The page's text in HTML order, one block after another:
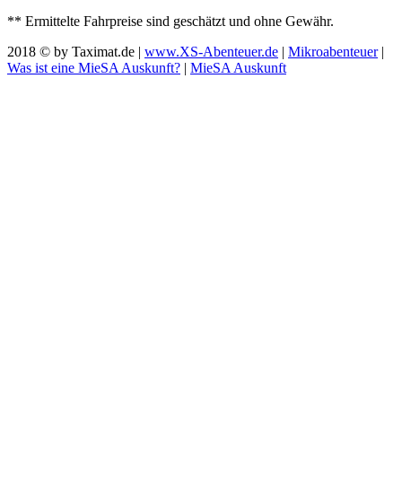
** Ermittelte Fahrpreise sind geschätzt und ohne Gewähr.
2018 © by Taximat.de | www.XS-Abenteuer.de Mikroabenteuer|
Was ist eine MieSA Auskunft?
MieSA Auskunft